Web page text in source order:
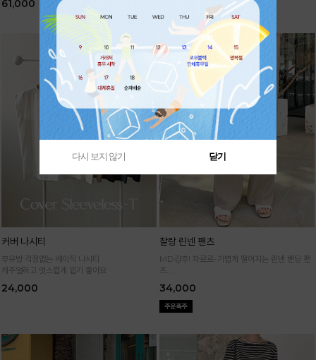
61,000
커버 나시티
부유방 걱정없는 베이직 나시티
캐주얼하고 멋스럽게 입기 좋아요
24,000
찰랑 린넨 팬츠
MD강추! 차르르-가볍게 떨어지는 린넨 밴딩 팬
츠
34,000
다시 보지 않기 닫기